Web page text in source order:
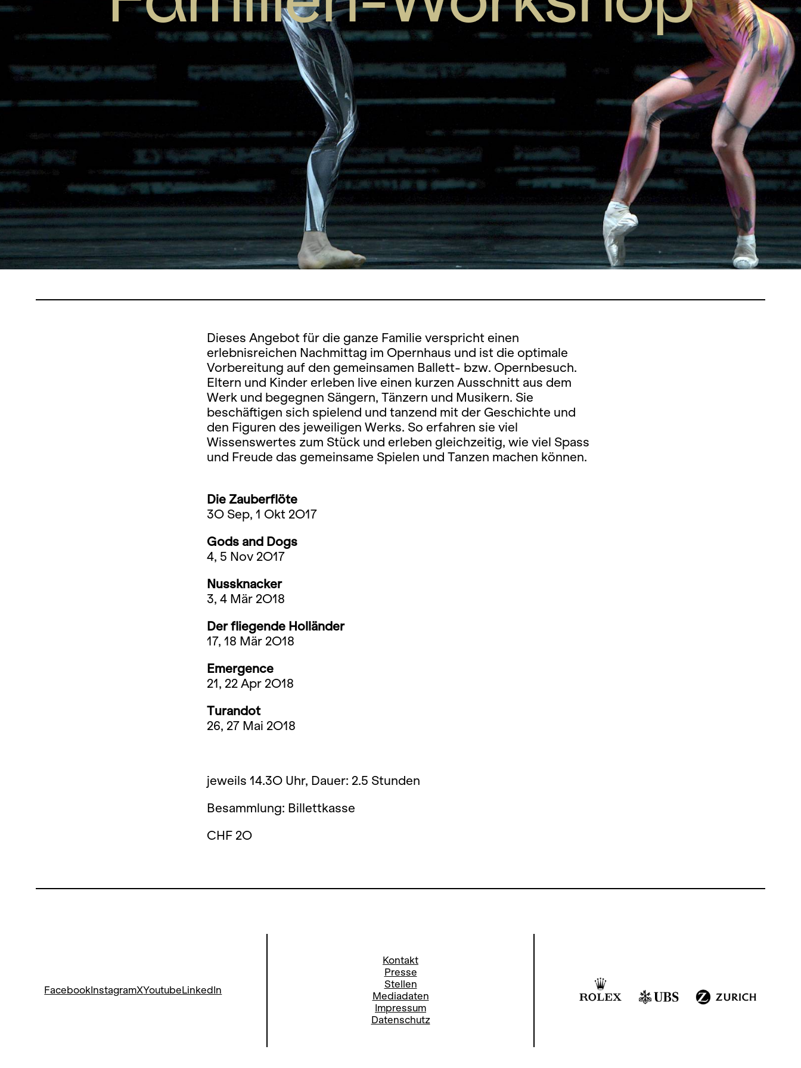
Dieses Angebot für die ganze Familie verspricht einen
erlebnisreichen Nachmittag im Opernhaus und ist die optimale
Vorbereitung auf den gemeinsamen Ballett- bzw. Opernbesuch.
Eltern und Kinder erleben live einen kurzen Ausschnitt aus dem
Werk und begegnen Sängern, Tänzern und Musikern. Sie
beschäftigen sich spielend und tanzend mit der Geschichte und
den Figuren des jeweiligen Werks. So erfahren sie viel
Wissenswertes zum Stück und erleben gleichzeitig, wie viel Spass
und Freude das gemeinsame Spielen und Tanzen machen können.
Die Zauberflöte
3O Sep, 1 Okt 2O17
Gods and Dogs
4, 5 Nov 2O17
Nussknacker
3, 4 Mär 2O18
Der fliegende Holländer
17, 18 Mär 2O18
Emergence
21, 22 Apr 2O18
Turandot
26, 27 Mai 2O18
jeweils 14.3O Uhr, Dauer: 2.5 Stunden
Besammlung: Billettkasse
CHF 2O
FacebookInstagramXYoutubeLinkedIn
Kontakt
Presse
Stellen
Mediadaten
Impressum
Datenschutz